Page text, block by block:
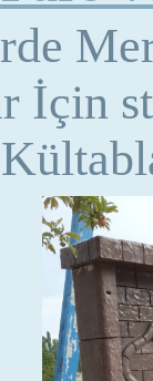
İçin